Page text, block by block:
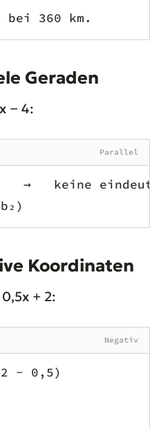
360 km.
Geraden
− 4:
Parallel
→   keine
Koordinaten
+ 2:
Negativ
− 0,5)